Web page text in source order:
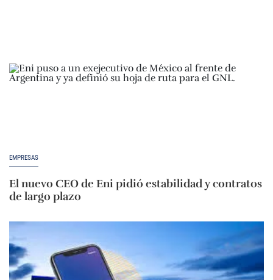
EMPRESAS
El nuevo CEO de Eni pidió estabilidad y contratos
de largo plazo